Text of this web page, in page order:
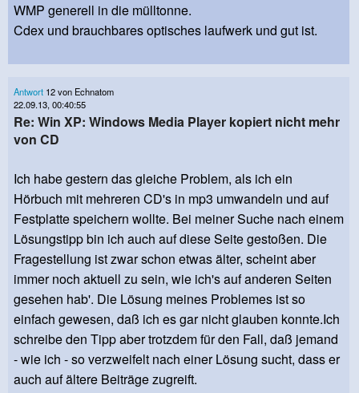
WMP generell in die mülltonne.
Cdex und brauchbares optisches laufwerk und gut ist.
Antwort 12 von Echnatom
22.09.13, 00:40:55
Re: Win XP: Windows Media Player kopiert nicht mehr
von CD
Ich habe gestern das gleiche Problem, als ich ein
Hörbuch mit mehreren CD's in mp3 umwandeln und auf
Festplatte speichern wollte. Bei meiner Suche nach einem
Lösungstipp bin ich auch auf diese Seite gestoßen. Die
Fragestellung ist zwar schon etwas älter, scheint aber
immer noch aktuell zu sein, wie ich's auf anderen Seiten
gesehen hab'. Die Lösung meines Problemes ist so
einfach gewesen, daß ich es gar nicht glauben konnte.Ich
schreibe den Tipp aber trotzdem für den Fall, daß jemand
- wie ich - so verzweifelt nach einer Lösung sucht, dass er
auch auf ältere Beiträge zugreift.